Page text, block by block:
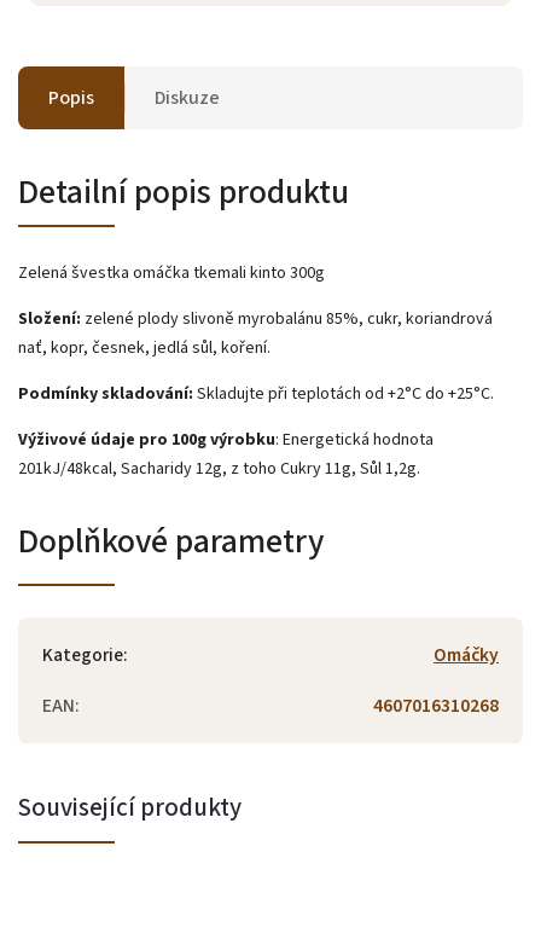
Popis Diskuze
Detailní popis produktu
Zelená švestka omáčka tkemali kinto 300g
Složení: zelené plody slivoně myrobalánu 85%, cukr, koriandrová
nať, kopr, česnek, jedlá sůl, koření.
Podmínky skladování: Skladujte při teplotách od +2°C do +25°C.
Výživové údaje pro 100g výrobku: Energetická hodnota
201kJ/48kcal, Sacharidy 12g, z toho Cukry 11g, Sůl 1,2g.
Doplňkové parametry
Kategorie:
Omáčky
EAN: 4607016310268
Související produkty